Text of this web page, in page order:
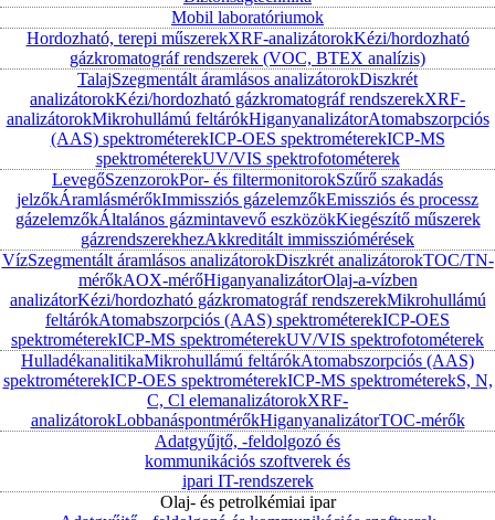
Mobil laboratóriumok
Hordozható, terepi műszerekXRF-analizátorokKézi/hordozható
gázkromatográf rendszerek (VOC, BTEX analízis)
TalajSzegmentált áramlásos analizátorokDiszkrét
analizátorokKézi/hordozható gázkromatográf rendszerekXRF-
analizátorokMikrohullámú feltárókHiganyanalizátorAtomabszorpciós
(AAS) spektrométerekICP-OES spektrométerekICP-MS
spektrométerekUV/VIS spektrofotométerek
LevegőSzenzorokPor- és filtermonitorokSzűrő szakadás
jelzőkÁramlásmérőkImmissziós gázelemzőkEmissziós és processz
gázelemzőkÁltalános gázmintavevő eszközökKiegészítő műszerek
gázrendszerekhezAkkreditált immissziómérések
VízSzegmentált áramlásos analizátorokDiszkrét analizátorokTOC/TN-
mérőkAOX-mérőHiganyanalizátorOlaj-a-vízben
analizátorKézi/hordozható gázkromatográf rendszerekMikrohullámú
feltárókAtomabszorpciós (AAS) spektrométerekICP-OES
spektrométerekICP-MS spektrométerekUV/VIS spektrofotométerek
HulladékanalitikaMikrohullámú feltárókAtomabszorpciós (AAS)
spektrométerekICP-OES spektrométerekICP-MS spektrométerekS, N,
C, Cl elemanalizátorokXRF-
analizátorokLobbanáspontmérőkHiganyanalizátorTOC-mérők
Adatgyűjtő, -feldolgozó és
kommunikációs szoftverek és
ipari IT-rendszerek
Olaj- és petrolkémiai ipar